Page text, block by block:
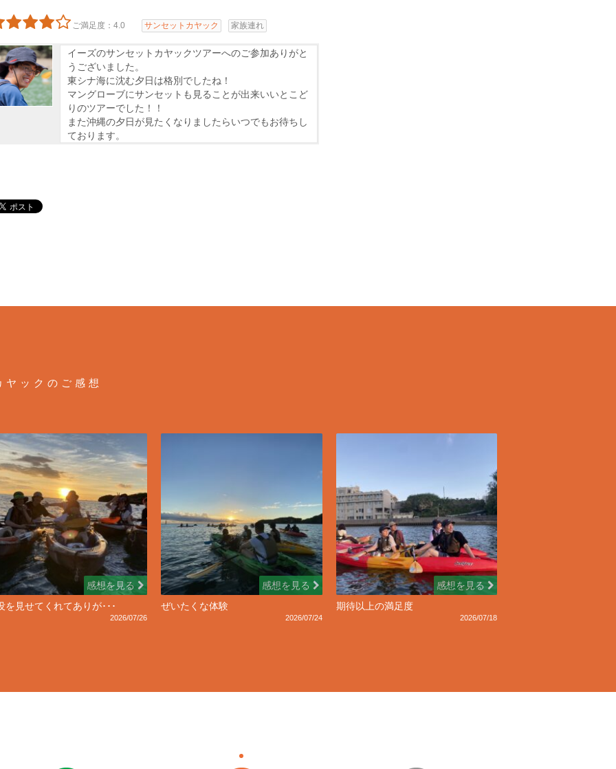
ご満足度：4.0 サンセットカヤック 家族連れ
イーズのサンセットカヤックツアーへのご参加ありがと
うございました。
東シナ海に沈む夕日は格別でしたね！
マングローブにサンセットも見ることが出来いいとこど
りのツアーでした！！
また沖縄の夕日が見たくなりましたらいつでもお待ちし
ております。
ヤックのご感想
感想を見る
を見せてくれてありが･･･
2026/07/26
感想を見る
ぜいたくな体験
2026/07/24
感想を見る
期待以上の満足度
2026/07/18